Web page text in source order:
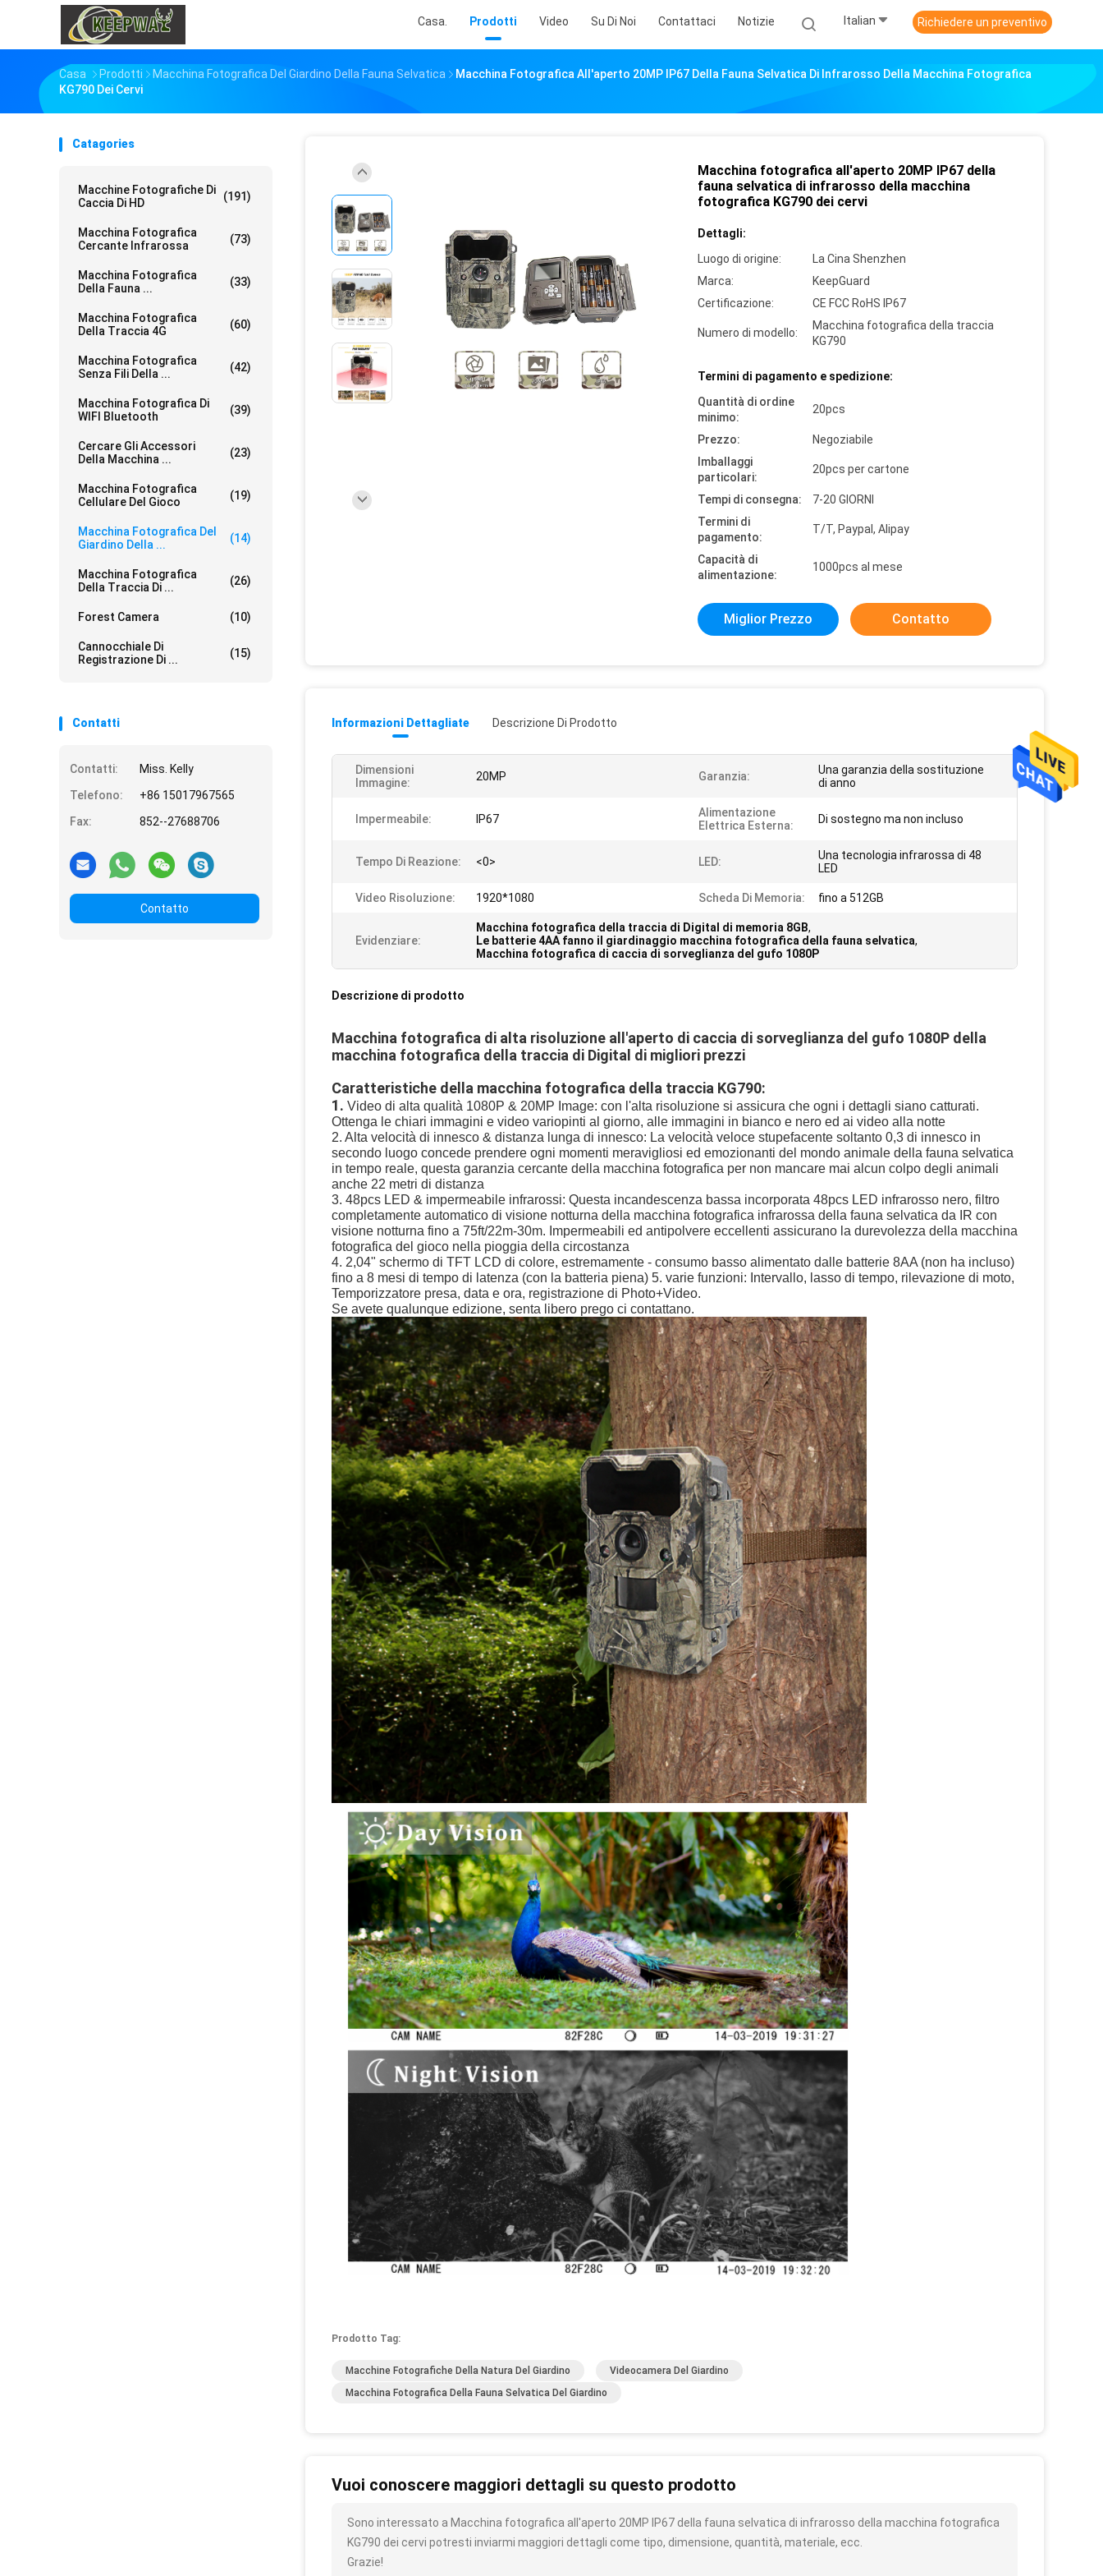
Casa. Prodotti Video Su Di Noi Contattaci Notizie Italian Richiedere un preventivo
Casa Prodotti Macchina Fotografica Del Giardino Della Fauna Selvatica
Macchina Fotografica All'aperto 20MP IP67 Della Fauna Selvatica Di Infrarosso Della Macchina Fotografica
KG790 Dei Cervi
Catagories
Macchine Fotografiche Di
Caccia Di HD
(191)
Macchina Fotografica
Cercante Infrarossa
(73)
Macchina Fotografica
Della Fauna ...
(33)
Macchina Fotografica
Della Traccia 4G
(60)
Macchina Fotografica
Senza Fili Della ...
(42)
Macchina Fotografica Di
WIFI Bluetooth
(39)
Cercare Gli Accessori
Della Macchina ...
(23)
Macchina Fotografica
Cellulare Del Gioco
(19)
Macchina Fotografica Del
Giardino Della ...
(14)
Macchina Fotografica
Della Traccia Di ...
(26)
Forest Camera (10)
Cannocchiale Di
Registrazione Di ...
(15)
Contatti
Contatti:
Miss. Kelly
Telefono:
+86 15017967565
Fax:
852--27688706
Contatto
Macchina fotografica all'aperto 20MP IP67 della
fauna selvatica di infrarosso della macchina
fotografica KG790 dei cervi
Dettagli:
Luogo di origine:
La Cina Shenzhen
Marca:
KeepGuard
Certificazione:
CE FCC RoHS IP67
Numero di modello:
Macchina fotografica della traccia
KG790
Termini di pagamento e spedizione:
Quantità di ordine
minimo:
20pcs
Prezzo:
Negoziabile
Imballaggi
particolari:
20pcs per cartone
Tempi di consegna:
7-20 GIORNI
Termini di
pagamento:
T/T, Paypal, Alipay
Capacità di
alimentazione:
1000pcs al mese
Miglior Prezzo Contatto
Informazioni Dettagliate Descrizione Di Prodotto
Dimensioni
Immagine:
20MP Garanzia:
Una garanzia della sostituzione
di anno
Impermeabile: IP67
Alimentazione
Elettrica Esterna:
Di sostegno ma non incluso
Tempo Di Reazione: <0> LED:
Una tecnologia infrarossa di 48
LED
Video Risoluzione: 1920*1080 Scheda Di Memoria: fino a 512GB
Evidenziare:
Macchina fotografica della traccia di Digital di memoria 8GB,
Le batterie 4AA fanno il giardinaggio macchina fotografica della fauna selvatica,
Macchina fotografica di caccia di sorveglianza del gufo 1080P
Descrizione di prodotto
Macchina fotografica di alta risoluzione all'aperto di caccia di sorveglianza del gufo 1080P della
macchina fotografica della traccia di Digital di migliori prezzi
Caratteristiche della macchina fotografica della traccia KG790:
1. Video di alta qualità 1080P & 20MP Image: con l'alta risoluzione si assicura che ogni i dettagli siano catturati.
Ottenga le chiari immagini e video variopinti al giorno, alle immagini in bianco e nero ed ai video alla notte
2. Alta velocità di innesco & distanza lunga di innesco: La velocità veloce stupefacente soltanto 0,3 di innesco in
secondo luogo concede prendere ogni momenti meravigliosi ed emozionanti del mondo animale della fauna selvatica
in tempo reale, questa garanzia cercante della macchina fotografica per non mancare mai alcun colpo degli animali
anche 22 metri di distanza
3. 48pcs LED & impermeabile infrarossi: Questa incandescenza bassa incorporata 48pcs LED infrarosso nero, filtro
completamente automatico di visione notturna della macchina fotografica infrarossa della fauna selvatica da IR con
visione notturna fino a 75ft/22m-30m. Impermeabili ed antipolvere eccellenti assicurano la durevolezza della macchina
fotografica del gioco nella pioggia della circostanza
4. 2,04" schermo di TFT LCD di colore, estremamente - consumo basso alimentato dalle batterie 8AA (non ha incluso)
fino a 8 mesi di tempo di latenza (con la batteria piena) 5. varie funzioni: Intervallo, lasso di tempo, rilevazione di moto,
Temporizzatore presa, data e ora, registrazione di Photo+Video.
Se avete qualunque edizione, senta libero prego ci contattano.
Prodotto Tag:
Macchine Fotografiche Della Natura Del Giardino
Videocamera Del Giardino
Macchina Fotografica Della Fauna Selvatica Del Giardino
Vuoi conoscere maggiori dettagli su questo prodotto
Sono interessato a Macchina fotografica all'aperto 20MP IP67 della fauna selvatica di infrarosso della macchina fotografica
KG790 dei cervi potresti inviarmi maggiori dettagli come tipo, dimensione, quantità, materiale, ecc.
Grazie!